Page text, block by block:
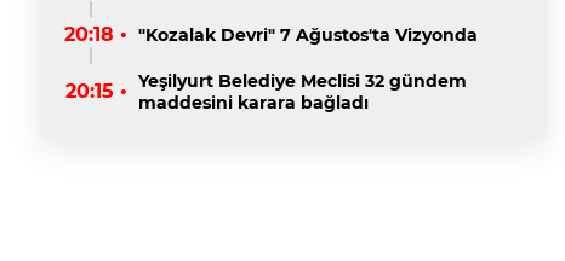
20:18 • "Kozalak Devri" 7 Ağustos'ta Vizyonda
20:15 • Yeşilyurt Belediye Meclisi 32 gündem
maddesini karara bağladı